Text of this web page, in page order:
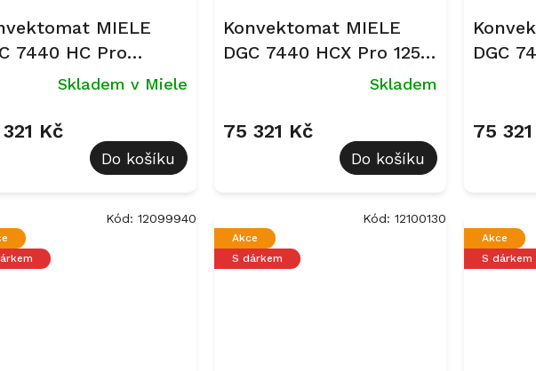
MIELE
7440 HC Pro
černá
Skladem v Miele
Kč
Do košíku
Konvektomat MIELE
DGC 7440 HCX Pro 125
Gala Edition Obsidian
Skladem
75 321 Kč
Do košíku
DGC
75
Kód: 12099940
Akce
S dárkem
Kód: 12100130
Akce
S dárkem